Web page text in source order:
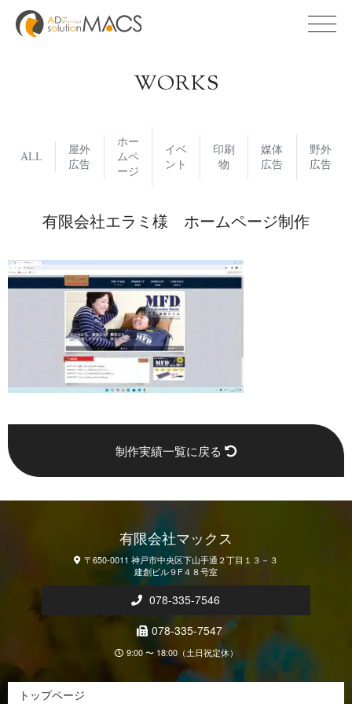
WORKS
ALL
屋外
広告
ホー
ムペ
ージ
イベ
ント
印刷
物
媒体
広告
野外
広告
有限会社エラミ様 ホームページ制作
制作実績一覧に戻る
有限会社マックス
〒650-0011 神戸市中央区下山手通２丁目１３－３
建創ビル９F４８号室
078-335-7546
078-335-7547
9:00 〜 18:00（土日祝定休）
トップページ